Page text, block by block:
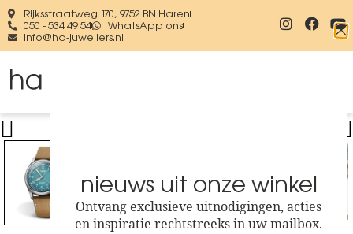
Rijksstraatweg 170, 9752 BN Haren
050 - 534 49 54
WhatsApp ons
info@ha-juweliers.nl
nieuws uit onze winkel
Ontvang exclusieve uitnodigingen, acties
en inspiratie rechtstreeks in uw mailbox.